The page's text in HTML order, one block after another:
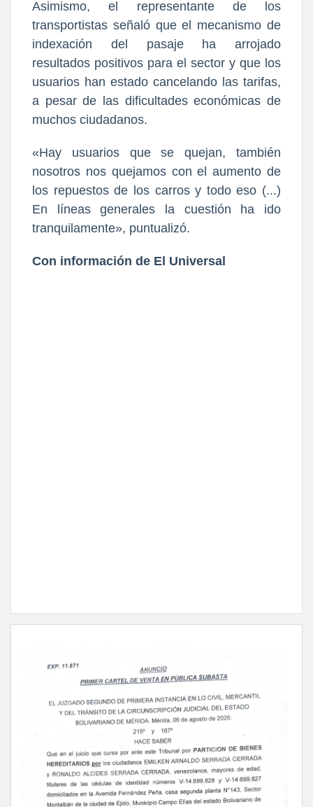
Asimismo, el representante de los
transportistas señaló que el mecanismo de
indexación del pasaje ha arrojado
resultados positivos para el sector y que los
usuarios han estado cancelando las tarifas,
a pesar de las dificultades económicas de
muchos ciudadanos.
«Hay usuarios que se quejan, también
nosotros nos quejamos con el aumento de
los repuestos de los carros y todo eso (...)
En líneas generales la cuestión ha ido
tranquilamente», puntualizó.
Con información de El Universal